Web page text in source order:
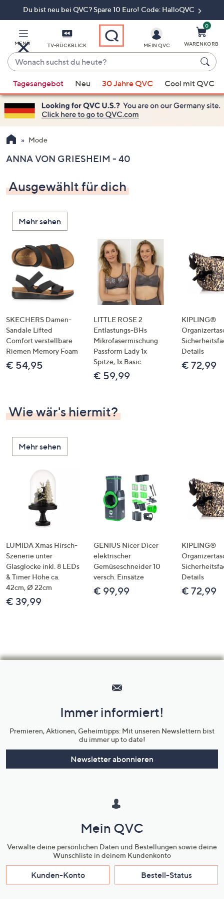
Du bist neu bei QVC? Spare 10 Euro! Code: HalloQVC
MENÜ TV-RÜCKBLICK
Wonach
suchst
du
heute?
Vorschläge
verfügbar
sind,
verwenden
Sie
Pfeiltasten
oben
und
nach
unten
oder
wischen
Sie
Touch-
Geräten
links
bzw.
rechts,
um
diese
MEIN QVC
0
WARENKORB
Tagesangebot Neu 30 Jahre QVC Cool mit QVC
Mode
ANNA VON GRIESHEIM - 40
Ausgewählt für dich
Mehr sehen
SKECHERS Damen-
Sandale Lifted
Comfort verstellbare
Riemen Memory Foam
€ 54,95
LITTLE ROSE 2
Entlastungs-BHs
Mikrofasermischung
Passform Lady 1x
Spitze, 1x Basic
€ 59,99
KIPLING®
Details
€ 72,99
Wie wär's hiermit?
Mehr sehen
LUMIDA Xmas Hirsch-
Szenerie unter
Glasglocke inkl. 8 LEDs
& Timer Höhe ca.
42cm, Ø 22cm
€ 39,99
GENIUS Nicer Dicer
elektrischer
Gemüseschneider 10
versch. Einsätze
€ 99,99
KIPLING®
Details
€ 72,99
Unternehmensinformationen
Immer informiert!
Premieren, Aktionen, Geheimtipps: Mit unseren Newslettern bist
du immer up to date!
Newsletter abonnieren
Mein QVC
Verwalte deine persönlichen Daten und Bestellungen sowie deine
Wunschliste in deinem Kundenkonto
Kunden-Konto Bestell-Status